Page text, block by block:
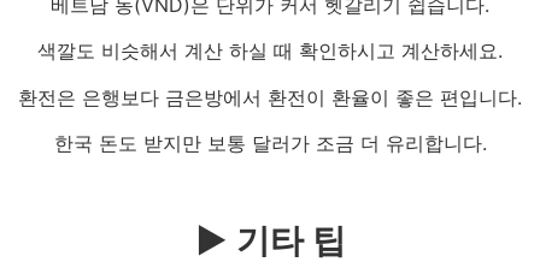
색깔도 비슷해서 계산 하실 때 확인하시고 계산하세요.
환전은 은행보다 금은방에서 환전이 환율이 좋은 편입니다.
한국 돈도 받지만 보통 달러가 조금 더 유리합니다.
▶ 기타 팁